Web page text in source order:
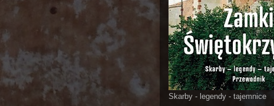
Skarby - legendy - tajemnice